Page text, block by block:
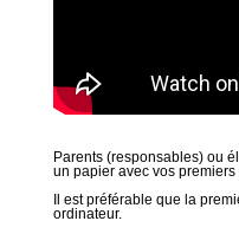
Parents (responsables) ou
un papier avec vos premiers
Il est préférable que la
ordinateur.